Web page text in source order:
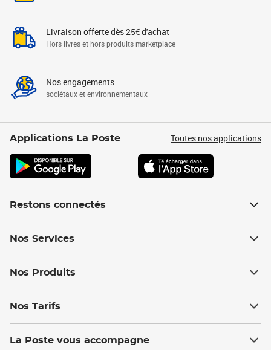
Livraison offerte dès 25€ d'achat
Hors livres et hors produits marketplace
Nos engagements
sociétaux et environnementaux
Applications La Poste Toutes nos applications
Restons connectés
Nos Services
Nos Produits
Nos Tarifs
La Poste vous accompagne